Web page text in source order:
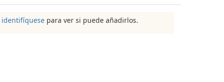
identifíquese para ver si puede añadirlos.